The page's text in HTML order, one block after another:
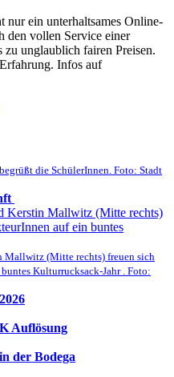
nur ein unterhaltsames Online-
den vollen Service einer
zu unglaublich fairen Preisen.
Infos auf
die SchülerInnen. Foto: Stadt
(Mitte rechts) freuen sich
Kulturrucksack-Jahr . Foto:
Auflösung
der Bodega